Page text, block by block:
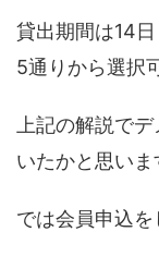
貸出期間は14
5通りから選択
上記の解説で
いたかと思いま
では会員申込を